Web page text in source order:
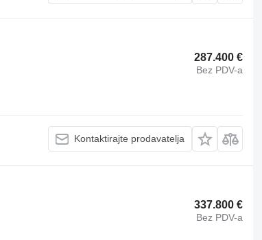
287.400 €
Bez PDV-a
Kontaktirajte prodavatelja
337.800 €
Bez PDV-a